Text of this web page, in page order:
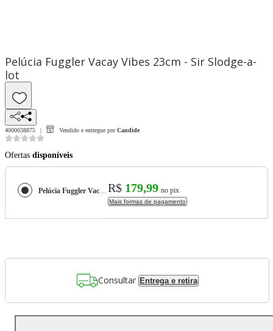
Pelúcia Fuggler Vacay Vibes 23cm - Sir Slodge-a-
lot
4000038875 Vendido e entregue por Candide
Ofertas disponíveis
Pelúcia Fuggler Vacay Vibes 23cm - Sir Slodge-a-lot R$ 179,99 no pix
Mais formas de pagamento
Consultar Entrega e retira